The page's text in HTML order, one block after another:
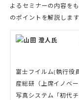
よるセミナーの内容を
のポイントを解説します
富士フイルム(執行
産総研（上席イノベ
写真システム「初代